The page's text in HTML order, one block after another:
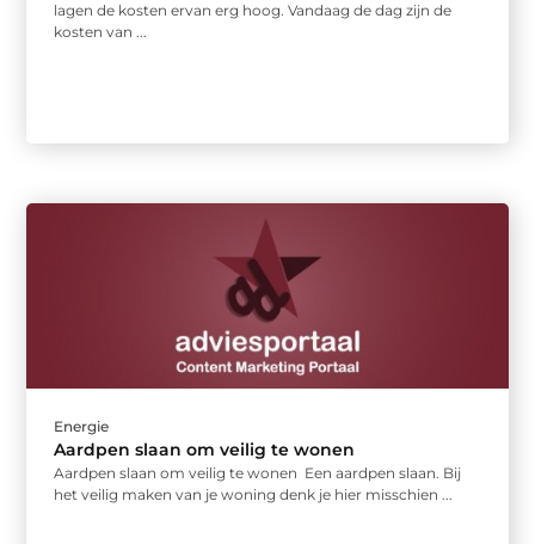
lagen de kosten ervan erg hoog. Vandaag de dag zijn de
kosten van ...
Energie
Aardpen slaan om veilig te wonen
Aardpen slaan om veilig te wonen Een aardpen slaan. Bij
het veilig maken van je woning denk je hier misschien ...